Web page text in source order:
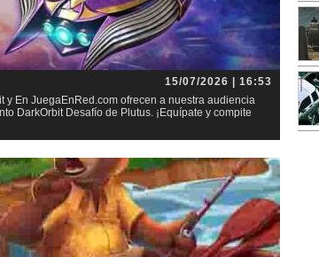
15/07/2026 | 16:53
y En JuegaEnRed.com ofrecen a nuestra audiencia
DarkOrbit Desafío de Plutus. ¡Equípate y compite